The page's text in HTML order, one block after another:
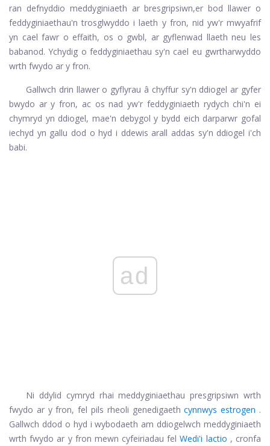
ran defnyddio meddyginiaeth ar bresgripsiwn,er bod llawer o
feddyginiaethau'n trosglwyddo i laeth y fron, nid yw'r mwyafrif
yn cael fawr o effaith, os o gwbl, ar gyflenwad llaeth neu les
babanod. Ychydig o feddyginiaethau sy'n cael eu gwrtharwyddo
wrth fwydo ar y fron.
Gallwch drin llawer o gyflyrau â chyffur sy'n ddiogel ar gyfer
bwydo ar y fron, ac os nad yw'r feddyginiaeth rydych chi'n ei
chymryd yn ddiogel, mae'n debygol y bydd eich darparwr gofal
iechyd yn gallu dod o hyd i ddewis arall addas sy'n ddiogel i'ch
babi.
ad
Ni ddylid cymryd rhai meddyginiaethau presgripsiwn wrth
fwydo ar y fron, fel pils rheoli genedigaeth cynnwys estrogen .
Gallwch ddod o hyd i wybodaeth am ddiogelwch meddyginiaeth
wrth fwydo ar y fron mewn cyfeiriadau fel Wedi'i lactio , cronfa